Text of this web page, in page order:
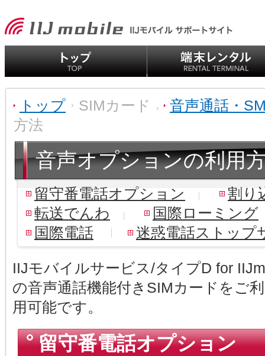
トップ SIMカード
音声通話・
方法
音声オプションの利用
留守番電話オプション
割り
転送でんわ
国際ローミング
国際電話
迷惑電話ストップ
IIJモバイルサービス/タイプD for
の音声通話機能付きSIMカードをご
用可能です。
留守番電話オプション